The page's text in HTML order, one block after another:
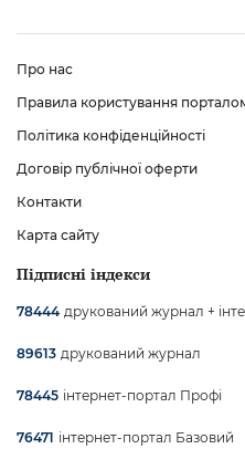
Про нас
Правила користування
Політика конфіденційності
Договір публічної оферти
Контакти
Карта сайту
Підписні індекси
78444 друкований журнал +
89613 друкований журнал
78445 інтернет-портал Профі
76471 інтернет-портал Базовий